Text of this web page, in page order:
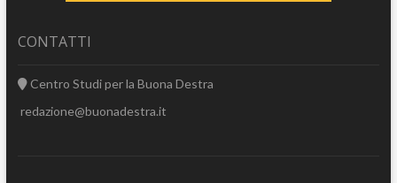
CONTATTI
Centro Studi per la Buona Destra
redazione@buonadestra.it